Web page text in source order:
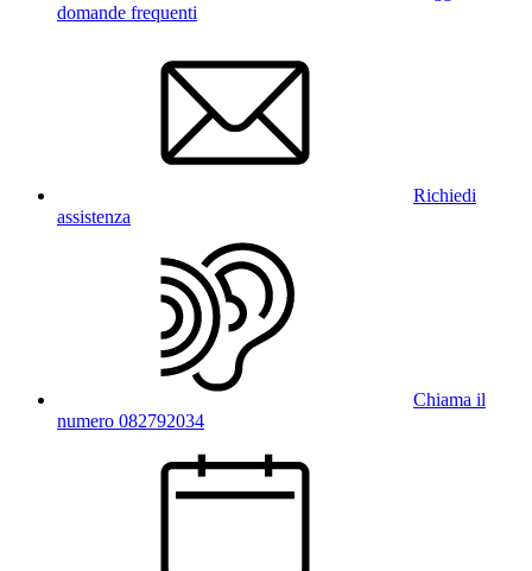
domande frequenti
Richiedi
assistenza
Chiama il
numero 082792034